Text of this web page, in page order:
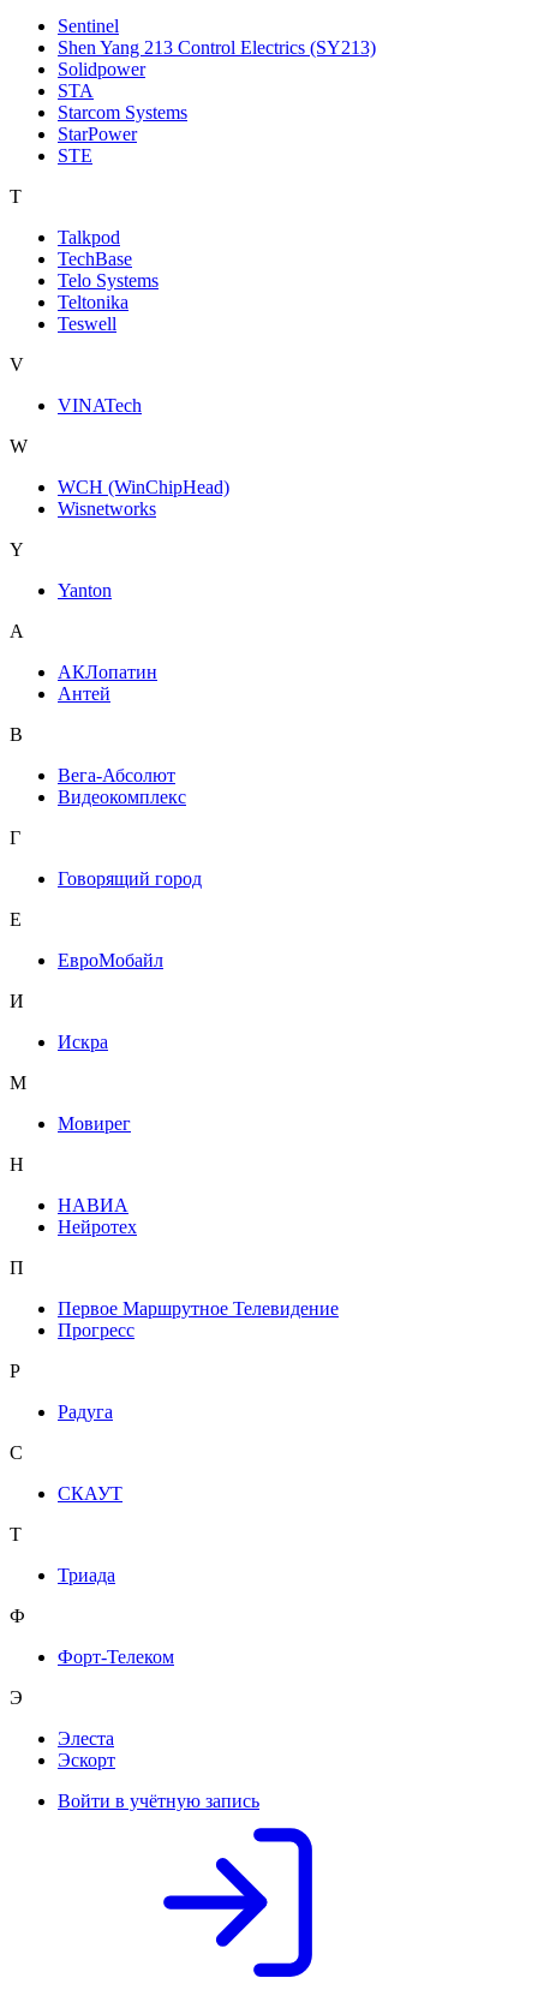
Sentinel
Shen Yang 213 Control Electrics (SY213)
Solidpower
STA
Starcom Systems
StarPower
STE
T
Talkpod
TechBase
Telo Systems
Teltonika
Teswell
V
VINATech
W
WCH (WinChipHead)
Wisnetworks
Y
Yanton
А
АКЛопатин
Антей
В
Вега-Абсолют
Видеокомплекс
Г
Говорящий город
Е
ЕвроМобайл
И
Искра
М
Мовирег
Н
НАВИА
Нейротех
П
Первое Маршрутное Телевидение
Прогресс
Р
Радуга
С
СКАУТ
Т
Триада
Ф
Форт-Телеком
Э
Элеста
Эскорт
Войти в учётную запись